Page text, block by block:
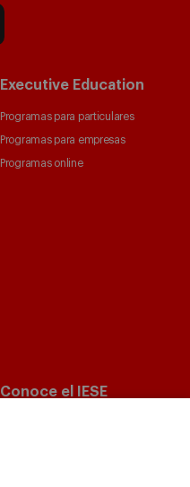
Executive Education
Programas para particulares
Programas para empresas
Programas online
Conoce el IESE